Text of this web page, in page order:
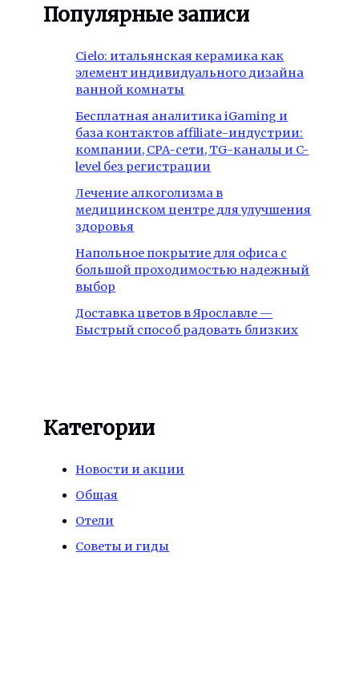
Популярные записи
Cielo: итальянская керамика как
элемент индивидуального дизайна
ванной комнаты
Бесплатная аналитика iGaming и
база контактов affiliate-индустрии:
компании, CPA-сети, TG-каналы и C-
level без регистрации
Лечение алкоголизма в
медицинском центре для улучшения
здоровья
Напольное покрытие для офиса с
большой проходимостью надежный
выбор
Доставка цветов в Ярославле —
Быстрый способ радовать близких
Категории
Новости и акции
Общая
Отели
Советы и гиды